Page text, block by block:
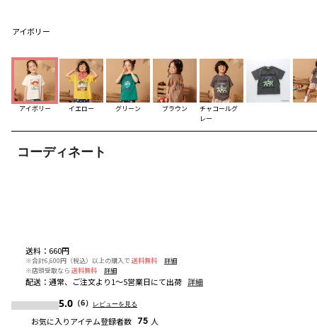
アイボリー
アイボリー イエロー グリーン ブラウン
チャコールグ
レー
コーディネート
送料 ： 660円
※合計6,600円（税込）以上の購入で 送料無料
詳細
※店頭受取なら 送料無料 詳細
配送 ： 通常、ご注文より1～5営業日にて出荷 詳細
5.0 （6） レビューを見る
お気に入りアイテム登録者数 75 人